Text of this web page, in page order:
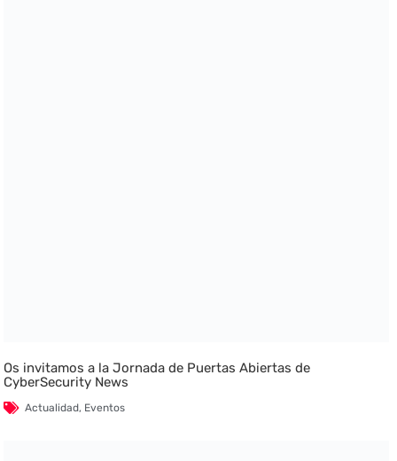
Os invitamos a la Jornada de Puertas Abiertas de
CyberSecurity News
Actualidad, Eventos